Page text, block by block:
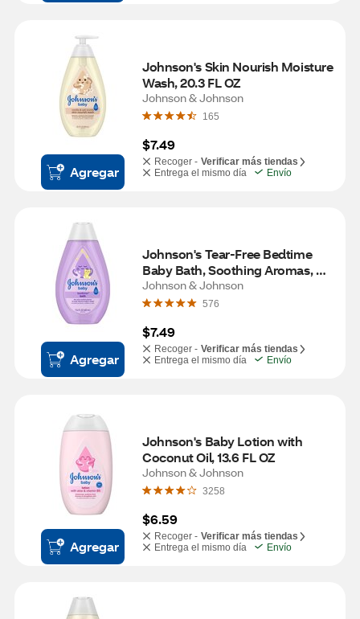
Agregar
Johnson's Skin Nourish Moisture
Wash, 20.3 FL OZ
Johnson & Johnson
165
$7.49
Recoger - Verificar más tiendas
Entrega el mismo día
Envío
Agregar
Johnson's Tear-Free Bedtime
Baby Bath, Soothing Aromas,
13.6 fl. oz
Johnson & Johnson
576
$7.49
Recoger - Verificar más tiendas
Entrega el mismo día
Envío
Agregar
Johnson's Baby Lotion with
Coconut Oil, 13.6 FL OZ
Johnson & Johnson
3258
$6.59
Recoger - Verificar más tiendas
Entrega el mismo día
Envío